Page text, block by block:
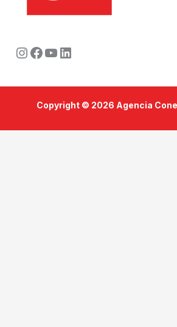
Instagram
Facebook
Youtube
LinkedIn
Copyright © 2026 Agencia